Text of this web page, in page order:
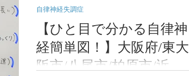
学/ 自律神経失調症/鍼灸
ゆーせん
【ひと目で分かる自律神
経簡単図！】大阪府/東大
阪市/八尾市/柏原市/近鉄
自律神経失調症